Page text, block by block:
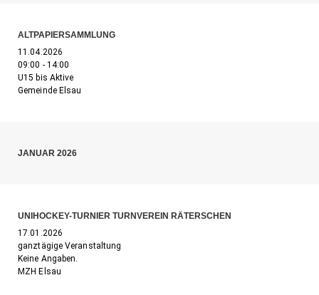
ALTPAPIERSAMMLUNG
11.04.2026
09:00 - 14:00
U15 bis Aktive
Gemeinde Elsau
JANUAR 2026
UNIHOCKEY-TURNIER TURNVEREIN RÄTERSCHEN
17.01.2026
ganztägige Veranstaltung
Keine Angaben.
MZH Elsau